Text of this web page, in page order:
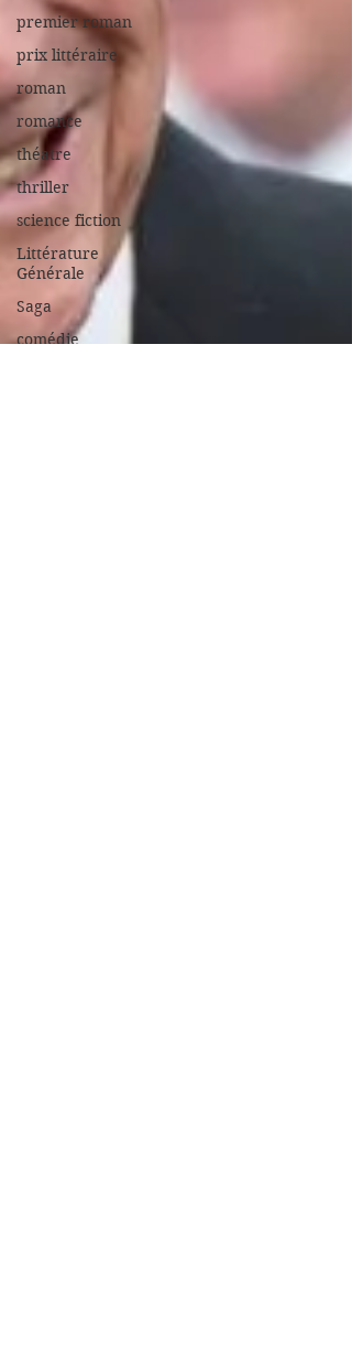
premier roman
prix littéraire
roman
romance
théatre
thriller
science fiction
Littérature
Générale
Saga
comédie